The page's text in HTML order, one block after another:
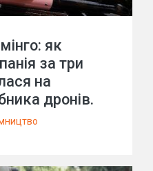
як
за три
на
дронів.